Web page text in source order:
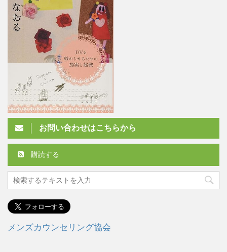
お問い合わせはこちらから
購読する
メンズカウンセリング協会